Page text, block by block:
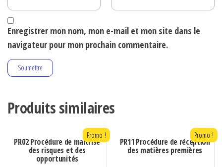
Enregistrer mon nom, mon e-mail et mon site dans le
navigateur pour mon prochain commentaire.
Produits similaires
PR02 Procédure de maitrise
des risques et des
opportunités
Promo !
PR11 Procédure de réception
des matières premières
Promo !